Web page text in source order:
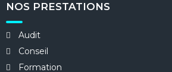
NOS PRESTATIONS
Audit
Conseil
Formation